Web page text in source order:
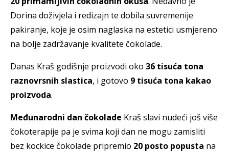
Dorina doživjela i redizajn te dobila suvremenije
pakiranje, koje je osim naglaska na estetici usmjereno
na bolje zadržavanje kvalitete čokolade.
Danas Kraš godišnje proizvodi oko 36 tisuća tona
raznovrsnih slastica, i gotovo 9 tisuća tona kakao
proizvoda.
Međunarodni dan čokolade Kraš slavi nudeći još više
čokoterapije pa je svima koji dan ne mogu zamisliti
bez kockice čokolade pripremio 20 posto popusta na